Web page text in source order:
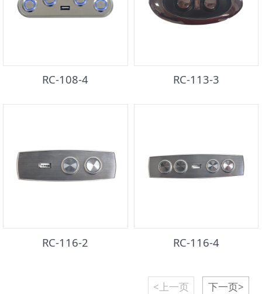
RC-108-4 RC-113-3
RC-116-2 RC-116-4
<上一页 下一页>